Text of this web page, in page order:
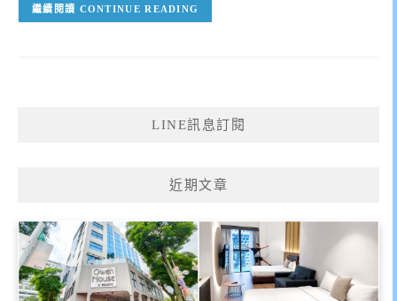
CONTINUE READING
LINE訊息訂閱
近期文章